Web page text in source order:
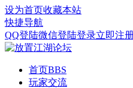
设为首页收藏本站
快捷导航
QQ登陆微信登陆登录立即注
首页BBS
玩家交流